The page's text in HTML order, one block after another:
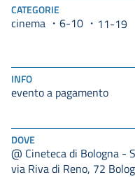
DOVE
@ Cineteca di Bologna -
via Riva di Reno, 72
CATEGORIE
cinema 6-10 11-19
INFO
evento a pagamento